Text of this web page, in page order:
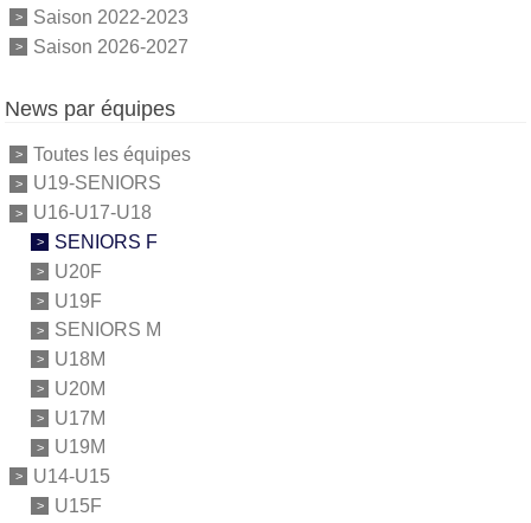
Saison 2022-2023
Saison 2026-2027
News par équipes
Toutes les équipes
U19-SENIORS
U16-U17-U18
SENIORS F
U20F
U19F
SENIORS M
U18M
U20M
U17M
U19M
U14-U15
U15F